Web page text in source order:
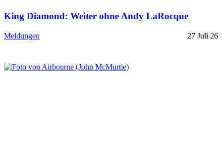
King Diamond: Weiter ohne Andy LaRocque
Meldungen 27 Juli 26